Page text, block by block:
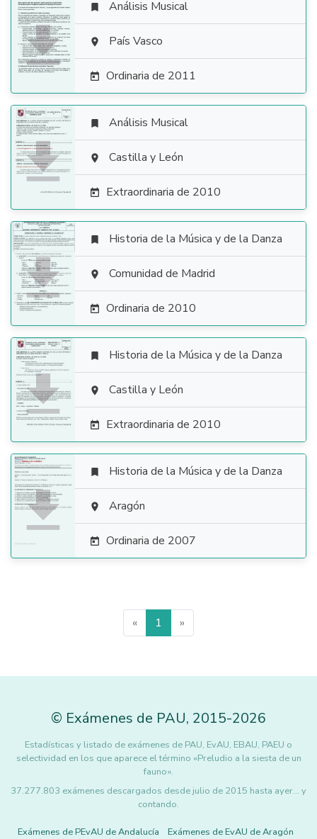

 Análisis Musical
 País Vasco
 Ordinaria de 2011

 Análisis Musical
 Castilla y León
 Extraordinaria de 2010

 Historia de la Música y de la Danza
 Comunidad de Madrid
 Ordinaria de 2010

 Historia de la Música y de la Danza
 Castilla y León
 Extraordinaria de 2010

 Historia de la Música y de la Danza
 Aragón
 Ordinaria de 2007
« 1 »
© Exámenes de PAU, 2015-2026
Estadísticas y listado de exámenes de PAU, EvAU, EBAU, PAEU o
selectividad en los que aparece el término «Preludio a la siesta de un
fauno».
37.277.803 exámenes descargados desde julio de 2015 hasta ayer... y
contando.
Exámenes de PEvAU de Andalucía
Exámenes de EvAU de Aragón